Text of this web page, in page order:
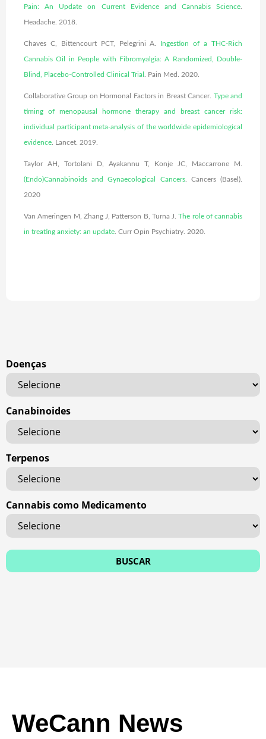
Pain: An Update on Current Evidence and Cannabis Science
Headache. 2018.
Chaves C, Bittencourt PCT, Pelegrini A. Ingestion of a THC-Rich
Cannabis Oil in People with Fibromyalgia: A Randomized, Double-
Blind, Placebo-Controlled Clinical Trial . Pain Med. 2020.
Collaborative Group on Hormonal Factors in Breast Cancer. Type and
timing of menopausal hormone therapy and breast cancer risk:
individual participant meta-analysis of the worldwide epidemiological
evidence . Lancet. 2019.
Taylor AH, Tortolani D, Ayakannu T, Konje JC, Maccarrone M.
(Endo)Cannabinoids and Gynaecological Cancers. Cancers (Basel).
2020
Van Ameringen M, Zhang J, Patterson B, Turna J.The role of cannabis
in treating anxiety: an update . Curr Opin Psychiatry. 2020.
Doenças
Canabinoides
Terpenos
Cannabis como Medicamento
WeCann News